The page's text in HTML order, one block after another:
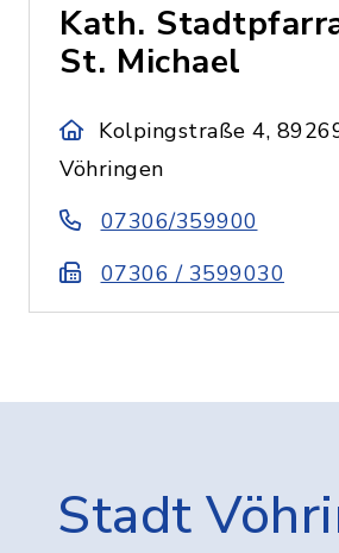
Kath.
St. Michael
Kolpingstraße 4,
Vöhringen
07306/359900
07306 / 3599030
Stadt